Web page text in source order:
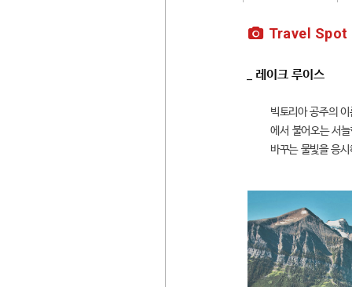
Travel Spot
_ 레이크 루이스
빅토리아 공주의
에서 불어오는 서
바꾸는 물빛을 응